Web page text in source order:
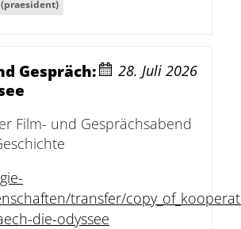
28. Juli 2026
Gespräch:
Film- und Gesprächsabend
transfer/
die-odyssee